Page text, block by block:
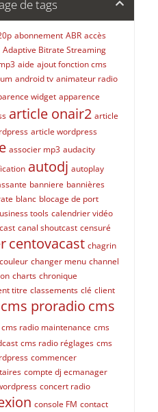
de tags
abonnement ABR accès
Adaptive Bitrate Streaming
aide ajout fonction cms
android tv animateur radio
widget apparence
article onair2 article
article wordpress
associer mp3 audacity
autodj autoplay
banniere bannières
blanc blocage de port
tools calendrier vidéo
canal shoutcast censuré
centovacast chagrin
changer menu channel
charts chronique
titre classements clé client
cms proradio cms
cms radio maintenance cms
cms radio réglages cms
commencer
compte dj ecmanager
concert radio
console FM contact